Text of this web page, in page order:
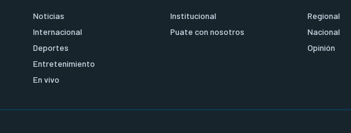
Noticias
Internacional
Deportes
Entretenimiento
En vivo
Institucional
Puate con nosotros
Regional
Nacional
Opinión